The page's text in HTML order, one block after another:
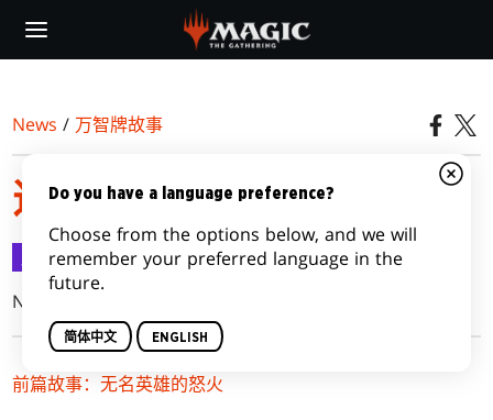
main
News / 万智牌故事
违天择法则
万智牌故事
2019-02-07
Nicky Drayden
前篇故事：无名英雄的怒火
Do you have a language preference?
Choose from the options below, and we will
remember your preferred language in the
future.
简体中文 ENGLISH